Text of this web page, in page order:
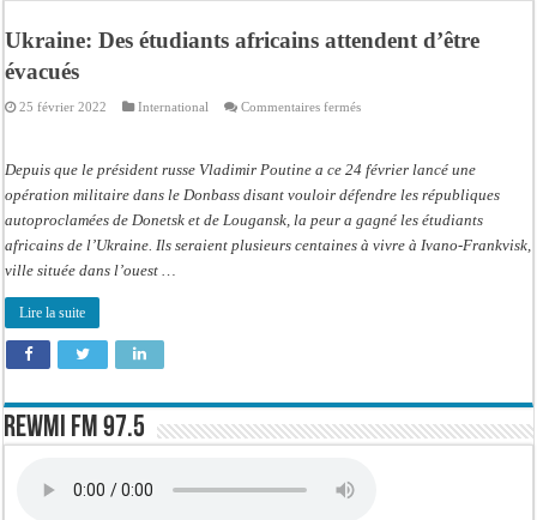
FAUX: Ce post ne montre pas la sélection nationale du sénégal pour la coupe
Élections territoriales 2027 : Moussa Tine alerte sur le retard préjudiciable et
Contrôle des fonds spéciaux : la majorité parlementaire accusée d’
Le restaurant Aby’s Garden d’Aby Ndour ravagé par un incendie
Ousmane Sonko crache ses vérités à Diomaye: « Des vies ne sont pas tombées
Élections municipales : le calendrier fait débat
Ukraine: Des étudiants africains attendent d’être
évacués
25 février 2022 International Commentaires ferméssur
africains
attendent
d’être
Depuis que le président russe Vladimir Poutine a ce 24 février lancé une
opération militaire dans le Donbass disant vouloir défendre les républiques
autoproclamées de Donetsk et de Lougansk, la peur a gagné les étudiants
africains de l’Ukraine. Ils seraient plusieurs centaines à vivre à Ivano-Frankvisk,
ville située dans l’ouest …
Lire la suite
Rewmi FM 97.5